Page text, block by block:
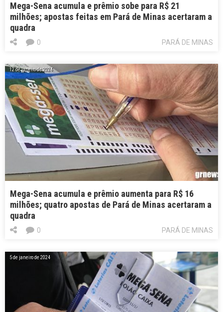
Mega-Sena acumula e prêmio sobe para R$ 21
milhões; apostas feitas em Pará de Minas acertaram a
quadra
PARÁ DE MINAS
0
12 de janeiro de 2024
Mega-Sena acumula e prêmio aumenta para R$ 16
milhões; quatro apostas de Pará de Minas acertaram a
quadra
PARÁ DE MINAS
0
5 de janeiro de 2024